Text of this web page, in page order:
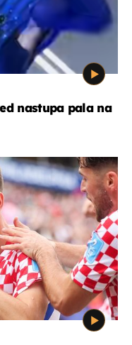
nastupa pala na